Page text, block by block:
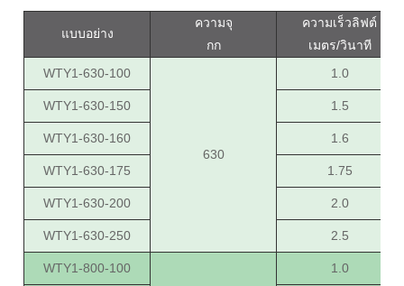
แบบอย่าง
ความจุ
กก
ความเร็วลิฟต์
เมตร/วินาที
WTY1-630-100
630
1.0
WTY1-630-150 1.5
WTY1-630-160 1.6
WTY1-630-175 1.75
WTY1-630-200 2.0
WTY1-630-250 2.5
WTY1-800-100 1.0